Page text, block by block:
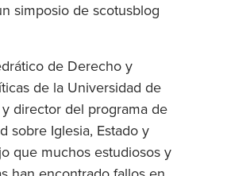
simposio de scotusblog
de Derecho y
de la Universidad de
director del programa de
sobre Iglesia, Estado y
que muchos estudiosos y